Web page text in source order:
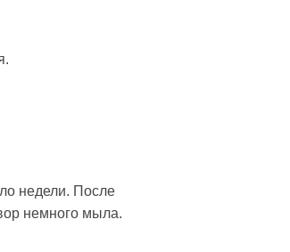
недели. После
немного мыла.